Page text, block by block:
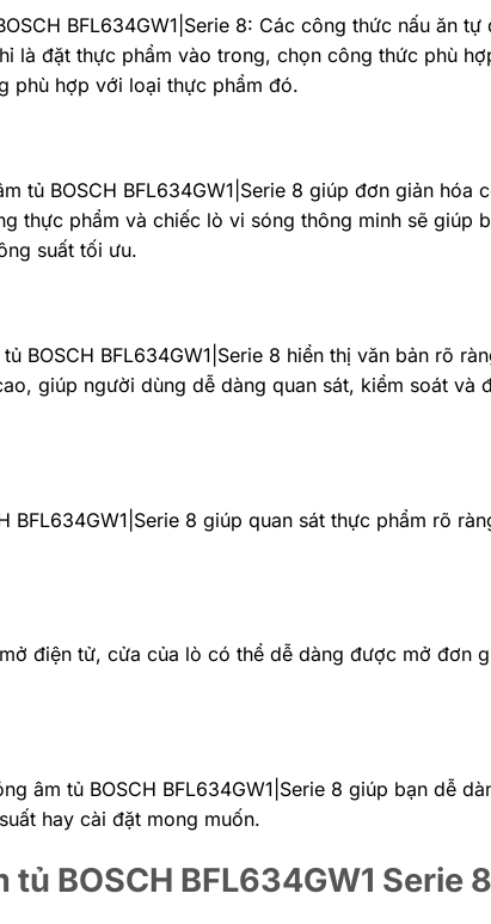
BFL634GW1|Serie 8: Các công thức nấu ăn
là đặt thực phẩm vào trong, chọn công thức phù
phù hợp với loại thực phẩm đó.
tủ BOSCH BFL634GW1|Serie 8 giúp đơn giản hóa
thực phẩm và chiếc lò vi sóng thông minh sẽ giúp
suất tối ưu.
BOSCH BFL634GW1|Serie 8 hiển thị văn bản rõ
giúp người dùng dễ dàng quan sát, kiểm soát và
8 giúp quan sát thực phẩm rõ
điện tử, cửa của lò có thể dễ dàng được mở đơn
âm tủ BOSCH BFL634GW1|Serie 8 giúp bạn dễ
hay cài đặt mong muốn.
BOSCH BFL634GW1 Serie 8